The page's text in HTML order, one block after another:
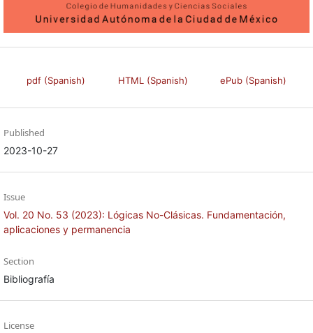
pdf (Spanish) HTML (Spanish) ePub (Spanish)
Published
2023-10-27
Issue
Vol. 20 No. 53 (2023): Lógicas No-Clásicas. Fundamentación,
aplicaciones y permanencia
Section
Bibliografía
License